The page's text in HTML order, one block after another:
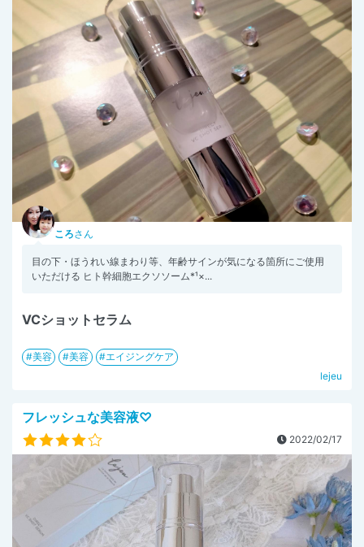
ころさん
目の下・ほうれい線まわり等、年齢サインが気になる箇所にご使用
いただける ヒト幹細胞エクソソーム*¹×...
VCショットセラム
美容 美容
エイジングケア
lejeu
フレッシュな美容液♡
2022/02/17